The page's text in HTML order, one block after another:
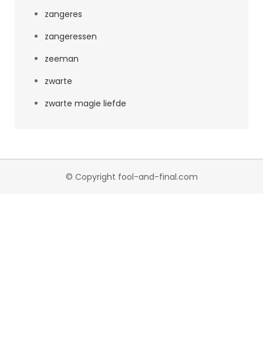
zangeres
zangeressen
zeeman
zwarte
zwarte magie liefde
© Copyright fool-and-final.com